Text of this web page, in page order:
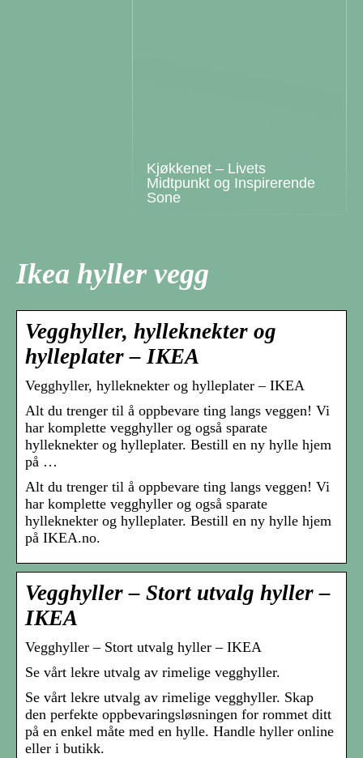
Kjøkkenet – Livets
Midtpunkt og Inspirerende
Sone
Ikea hyller vegg
Vegghyller, hylleknekter og
hylleplater – IKEA
Vegghyller, hylleknekter og hylleplater – IKEA
Alt du trenger til å oppbevare ting langs veggen! Vi
har komplette vegghyller og også sparate
hylleknekter og hylleplater. Bestill en ny hylle hjem
på …
Alt du trenger til å oppbevare ting langs veggen! Vi
har komplette vegghyller og også sparate
hylleknekter og hylleplater. Bestill en ny hylle hjem
på IKEA.no.
Vegghyller – Stort utvalg hyller –
IKEA
Vegghyller – Stort utvalg hyller – IKEA
Se vårt lekre utvalg av rimelige vegghyller.
Se vårt lekre utvalg av rimelige vegghyller. Skap
den perfekte oppbevaringsløsningen for rommet ditt
på en enkel måte med en hylle. Handle hyller online
eller i butikk.